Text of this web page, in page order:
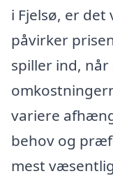
i Fjelsø, er
påvirker
spiller ind,
variere
behov og
mest